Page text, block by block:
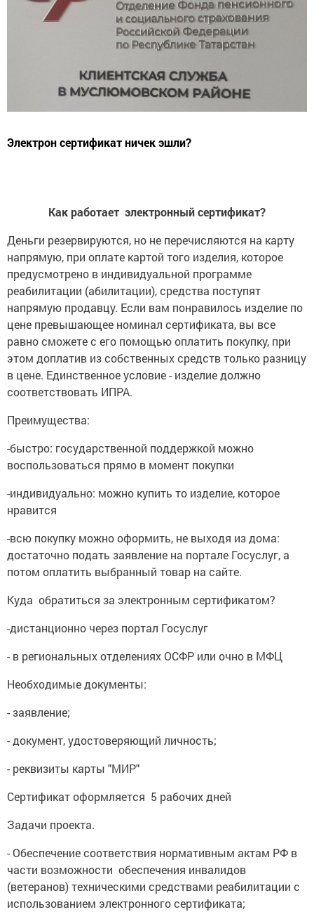
Электрон сертификат ничек эшли?
Как работает электронный сертификат?
Деньги резервируются, но не перечисляются на карту
напрямую, при оплате картой того изделия, которое
предусмотрено в индивидуальной программе
реабилитации (абилитации), средства поступят
напрямую продавцу. Если вам понравилось изделие по
цене превышающее номинал сертификата, вы все
равно сможете с его помощью оплатить покупку, при
этом доплатив из собственных средств только разницу
в цене. Единственное условие - изделие должно
соответствовать ИПРА.
Преимущества:
-быстро: государственной поддержкой можно
воспользоваться прямо в момент покупки
-индивидуально: можно купить то изделие, которое
нравится
-всю покупку можно оформить, не выходя из дома:
достаточно подать заявление на портале Госуслуг, а
потом оплатить выбранный товар на сайте.
Куда обратиться за электронным сертификатом?
-дистанционно через портал Госуслуг
- в региональных отделениях ОСФР или очно в МФЦ
Необходимые документы:
- заявление;
- документ, удостоверяющий личность;
- реквизиты карты "МИР"
Сертификат оформляется 5 рабочих дней
Задачи проекта.
- Обеспечение соответствия нормативным актам РФ в
части возможности обеспечения инвалидов
(ветеранов) техническими средствами реабилитации с
использованием электронного сертификата;